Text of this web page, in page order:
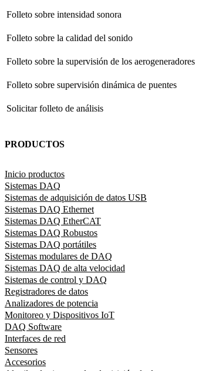
Folleto sobre intensidad sonora
Folleto sobre la calidad del sonido
Folleto sobre la supervisión de los aerogeneradores
Folleto sobre supervisión dinámica de puentes
Solicitar folleto de análisis
PRODUCTOS
Inicio productos
Sistemas DAQ
Sistemas de adquisición de datos USB
Sistemas DAQ Ethernet
Sistemas DAQ EtherCAT
Sistemas DAQ Robustos
Sistemas DAQ portátiles
Sistemas modulares de DAQ
Sistemas DAQ de alta velocidad
Sistemas de control y DAQ
Registradores de datos
Analizadores de potencia
Monitoreo y Dispositivos IoT
DAQ Software
Interfaces de red
Sensores
Accesorios